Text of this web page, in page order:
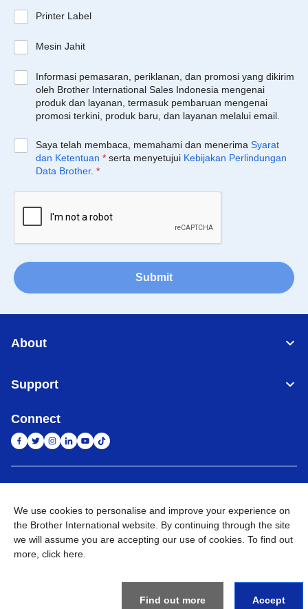
Printer Label
Mesin Jahit
Informasi pemasaran, periklanan, dan promosi yang dikirim
oleh Brother International Sales Indonesia mengenai
produk dan layanan, termasuk pembaruan mengenai
promosi terkini, produk baru, dan layanan melalui email.
Saya telah membaca, memahami dan menerima Syarat
dan Ketentuan * serta menyetujui Kebijakan Perlindungan
Data Brother. *
Submit
About
Support
Connect
Privacy Policy Ketentuan Penggunaan Site Map Kunjungi Situs Global
©2026BROTHER INTERNATIONAL SALES INDONESIA All
We use cookies to personalise and improve your experience on
the Brother International website. By continuing through the site
we will assume you are accepting our use of cookies. To find out
more, click here
Find out more Accept